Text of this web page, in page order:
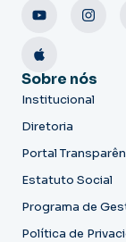
Sobre nós
Institucional
Diretoria
Portal
Estatuto Social
Programa de
Política de